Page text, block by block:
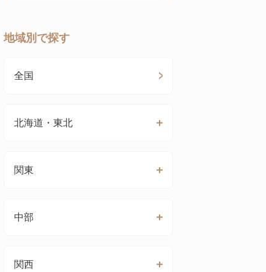
地域別で探す
全国
北海道・東北
関東
中部
関西